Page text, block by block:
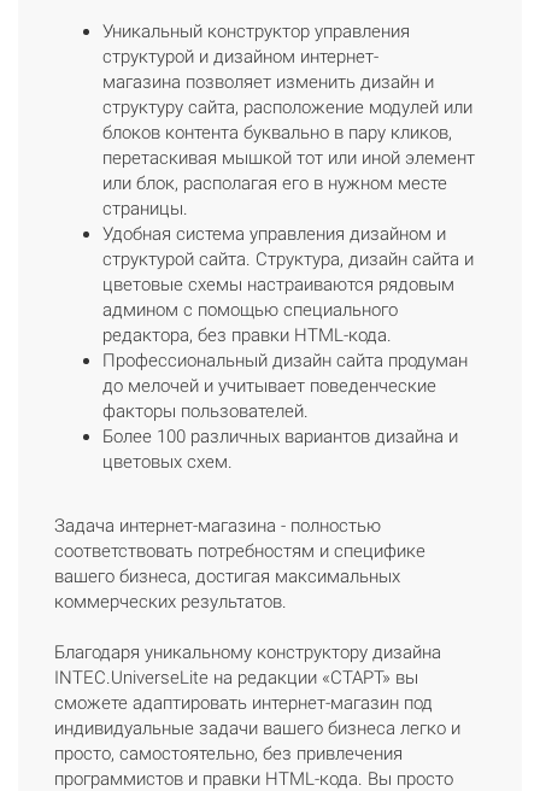
Уникальный конструктор управления
структурой и дизайном интернет-
магазина позволяет изменить дизайн и
структуру сайта, расположение модулей или
блоков контента буквально в пару кликов,
перетаскивая мышкой тот или иной элемент
или блок, располагая его в нужном месте
страницы.
Удобная система управления дизайном и
структурой сайта. Структура, дизайн сайта и
цветовые схемы настраиваются рядовым
админом с помощью специального
редактора, без правки HTML-кода.
Профессиональный дизайн сайта продуман
до мелочей и учитывает поведенческие
факторы пользователей.
Более 100 различных вариантов дизайна и
цветовых схем.
Задача интернет-магазина - полностью
соответствовать потребностям и специфике
вашего бизнеса, достигая максимальных
коммерческих результатов.
Благодаря уникальному конструктору дизайна
INTEC.UniverseLite на редакции «СТАРТ» вы
сможете адаптировать интернет-магазин под
индивидуальные задачи вашего бизнеса легко и
просто, самостоятельно, без привлечения
программистов и правки HTML-кода. Вы просто